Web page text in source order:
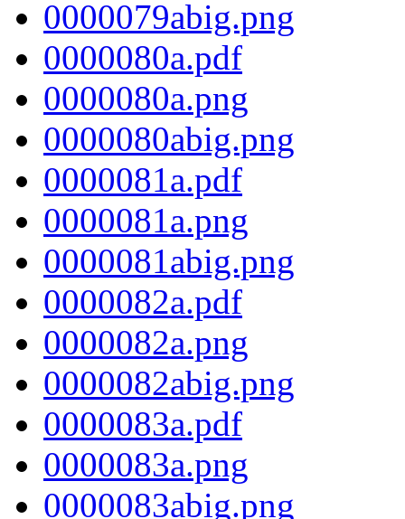
0000079abig.png
0000080a.pdf
0000080a.png
0000080abig.png
0000081a.pdf
0000081a.png
0000081abig.png
0000082a.pdf
0000082a.png
0000082abig.png
0000083a.pdf
0000083a.png
0000083abig.png